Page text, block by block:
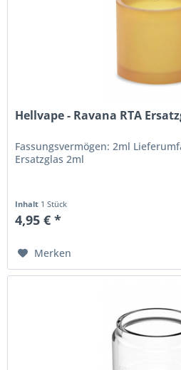
Hellvape - Ravana RTA
Fassungsvermögen: 2ml
Ersatzglas 2ml
Inhalt 1 Stück
4,95 € *
Merken